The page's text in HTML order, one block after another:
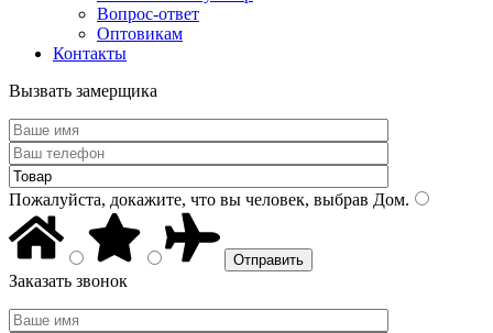
Вопрос-ответ
Оптовикам
Контакты
Вызвать замерщика
Пожалуйста, докажите, что вы человек, выбрав Дом.
Заказать звонок